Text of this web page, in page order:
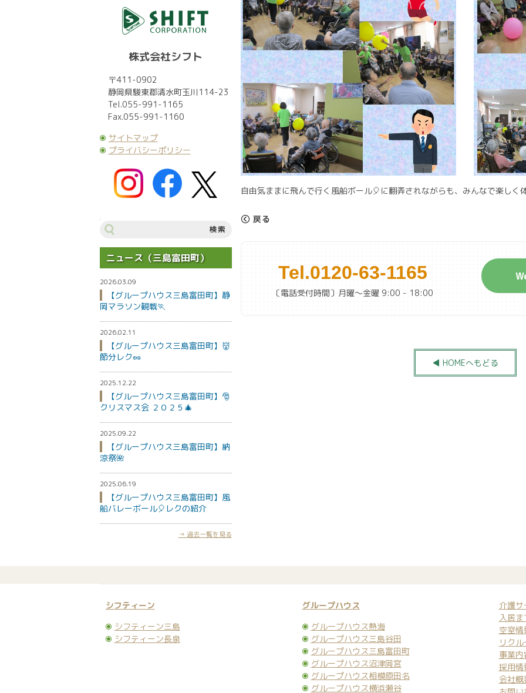
自由気ままに飛んで行く風船ボール🎈に翻弄されながらも、みんなで楽しく
Tel.0120-63-1165
〔電話受付時間〕月曜～金曜 9:00 - 18:00
◀ HOMEへもどる
株式会社シフト
〒411-0902
静岡県駿東郡清水町玉川114-23
Tel.055-991-1165
Fax.055-991-1160
サイトマップ
プライバシーポリシー
サ
イ
内
検
索
ニュース（三島富田町）
2026.03.09
【グループハウス三島富田町】静
岡マラソン観戦🏃
2026.02.11
【グループハウス三島富田町】👹
節分レク🥜
2025.12.22
【グループハウス三島富田町】🎅
クリスマス会 ２０２５🎄
2025.09.22
【グループハウス三島富田町】納
涼祭🌺
2025.06.19
【グループハウス三島富田町】風
船バレーボール🎈レクの紹介
過去一覧を見る
シフティーン
シフティーン三島
シフティーン長泉
グループハウス
グループハウス熱海
グループハウス三島谷田
グループハウス三島富田町
グループハウス沼津岡宮
グループハウス相模原田名
グループハウス横浜瀬谷
介護
入居
空室情
リク
事業内
採用情
会社概